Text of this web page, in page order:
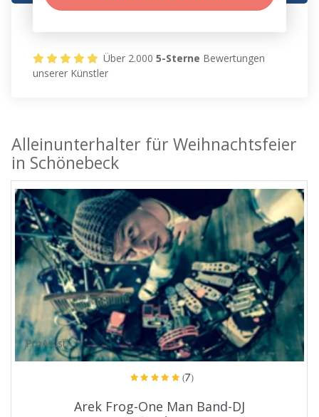
Über 2.0005-Sterne Bewertungen
unserer Künstler
Alleinunterhalter für Weihnachtsfeier
in Schönebeck
ProArtist
(7)
Arek Frog-One Man Band-DJ